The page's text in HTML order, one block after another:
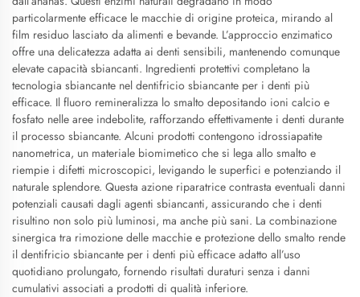
particolarmente efficace le macchie di origine proteica, mirando al
film residuo lasciato da alimenti e bevande. L’approccio enzimatico
offre una delicatezza adatta ai denti sensibili, mantenendo comunque
elevate capacità sbiancanti. Ingredienti protettivi completano la
tecnologia sbiancante nel dentifricio sbiancante per i denti più
efficace. Il fluoro remineralizza lo smalto depositando ioni calcio e
fosfato nelle aree indebolite, rafforzando effettivamente i denti durante
il processo sbiancante. Alcuni prodotti contengono idrossiapatite
nanometrica, un materiale biomimetico che si lega allo smalto e
riempie i difetti microscopici, levigando le superfici e potenziando il
naturale splendore. Questa azione riparatrice contrasta eventuali danni
potenziali causati dagli agenti sbiancanti, assicurando che i denti
risultino non solo più luminosi, ma anche più sani. La combinazione
sinergica tra rimozione delle macchie e protezione dello smalto rende
il dentifricio sbiancante per i denti più efficace adatto all’uso
quotidiano prolungato, fornendo risultati duraturi senza i danni
cumulativi associati a prodotti di qualità inferiore.